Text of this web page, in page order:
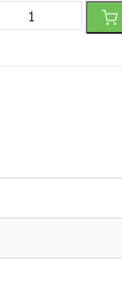
ШИНА+ГУМА+ШРАФ